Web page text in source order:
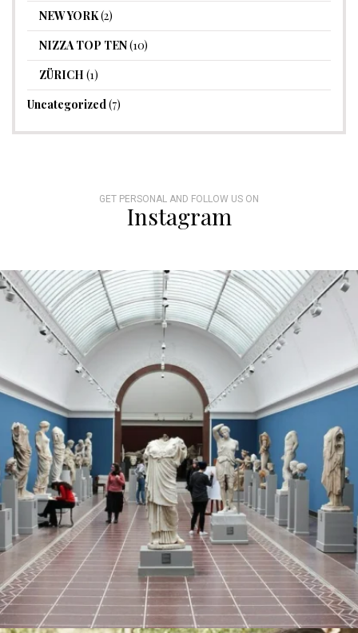
NEW YORK(2)
NIZZA TOP TEN(10)
ZÜRICH (1)
Uncategorized(7)
GET PERSONAL AND FOLLOW US ON
Instagram